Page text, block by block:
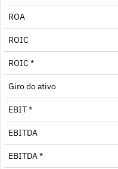
ROA
ROIC
ROIC *
Giro do ativo
EBIT *
EBITDA
EBITDA *